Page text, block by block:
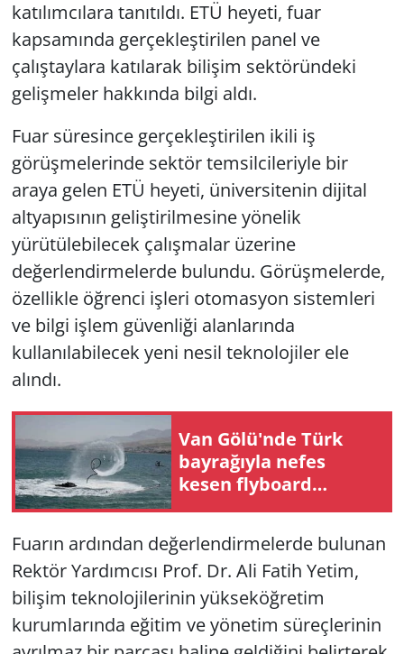
katılımcılara tanıtıldı. ETÜ heyeti, fuar
kapsamında gerçekleştirilen panel ve
çalıştaylara katılarak bilişim sektöründeki
gelişmeler hakkında bilgi aldı.
Fuar süresince gerçekleştirilen ikili iş
görüşmelerinde sektör temsilcileriyle bir
araya gelen ETÜ heyeti, üniversitenin dijital
altyapısının geliştirilmesine yönelik
yürütülebilecek çalışmalar üzerine
değerlendirmelerde bulundu. Görüşmelerde,
özellikle öğrenci işleri otomasyon sistemleri
ve bilgi işlem güvenliği alanlarında
kullanılabilecek yeni nesil teknolojiler ele
alındı.
Van Gölü'nde Türk
bayrağıyla nefes
kesen flyboard
gösterisi
Fuarın ardından değerlendirmelerde bulunan
Rektör Yardımcısı Prof. Dr. Ali Fatih Yetim,
bilişim teknolojilerinin yükseköğretim
kurumlarında eğitim ve yönetim süreçlerinin